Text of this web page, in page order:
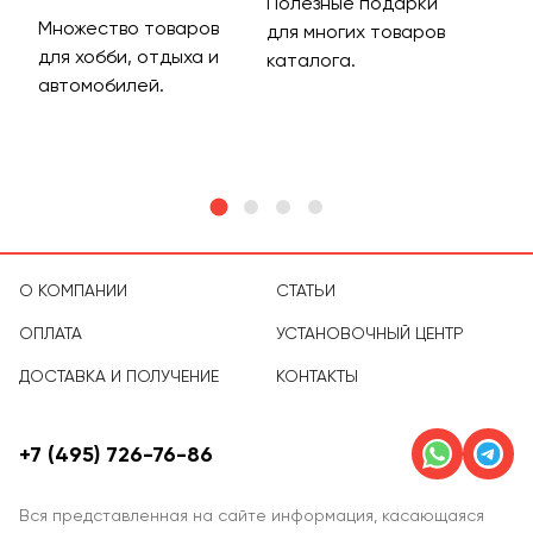
Множество товаров
для хобби, отдыха и
автомобилей.
для многих товаров
каталога.
О КОМПАНИИ
ОПЛАТА
ДОСТАВКА И ПОЛУЧЕНИЕ
СТАТЬИ
УСТАНОВОЧНЫЙ ЦЕНТР
КОНТАКТЫ
Вся представленная на сайте информация, касающаяся
+7 (495) 726-76-86